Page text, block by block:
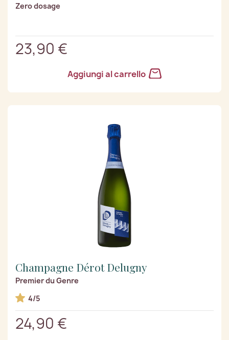
Zero dosage
23,90 €
Aggiungi al carrello
Champagne Dérot Delugny
Premier du Genre
4/5
24,90 €